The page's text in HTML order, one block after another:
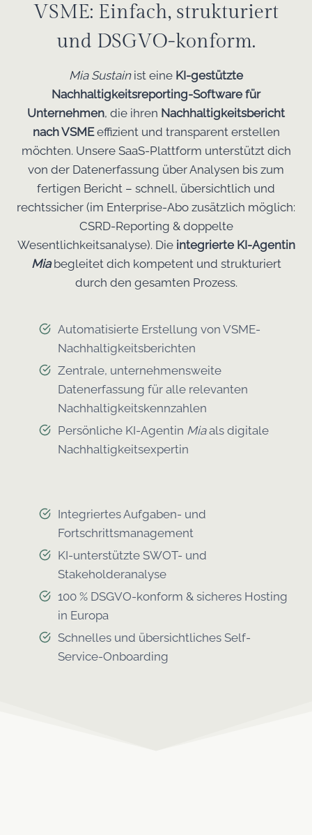
VSME: Einfach, strukturiert
und DSGVO-konform.
Mia Sustainist eine KI-gestützte
Nachhaltigkeitsreporting-Software für
Unternehmen, die ihren Nachhaltigkeitsbericht
nach VSMEeffizient und transparent erstellen
möchten. Unsere SaaS-Plattform unterstützt dich
von der Datenerfassung über Analysen bis zum
fertigen Bericht – schnell, übersichtlich und
rechtssicher (im Enterprise-Abo zusätzlich möglich:
CSRD-Reporting & doppelte
Wesentlichkeitsanalyse). Die integrierte KI-Agentin
Miabegleitet dich kompetent und strukturiert
durch den gesamten Prozess.
Automatisierte Erstellung von VSME-
Nachhaltigkeitsberichten
Zentrale, unternehmensweite
Datenerfassung für alle relevanten
Nachhaltigkeitskennzahlen
Persönliche KI-Agentin Miaals digitale
Nachhaltigkeitsexpertin
Integriertes Aufgaben- und
Fortschrittsmanagement
KI-unterstützte SWOT- und
Stakeholderanalyse
100 % DSGVO-konform & sicheres Hosting
in Europa
Schnelles und übersichtliches Self-
Service-Onboarding